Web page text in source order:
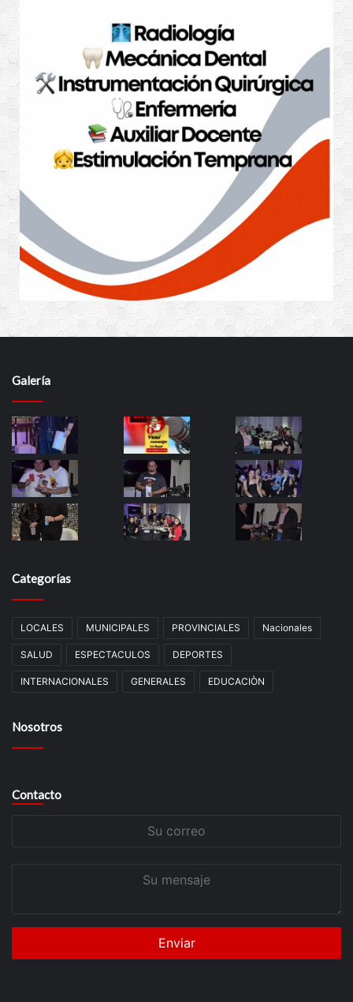
Galería
Categorías
LOCALES MUNICIPALES PROVINCIALES Nacionales
SALUD ESPECTACULOS DEPORTES
INTERNACIONALES GENERALES EDUCACIÒN
Nosotros
Contacto